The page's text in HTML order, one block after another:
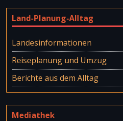
Land-Planung-Alltag
Landesinformationen
Reiseplanung und Umzug
Berichte aus dem Alltag
Mediathek